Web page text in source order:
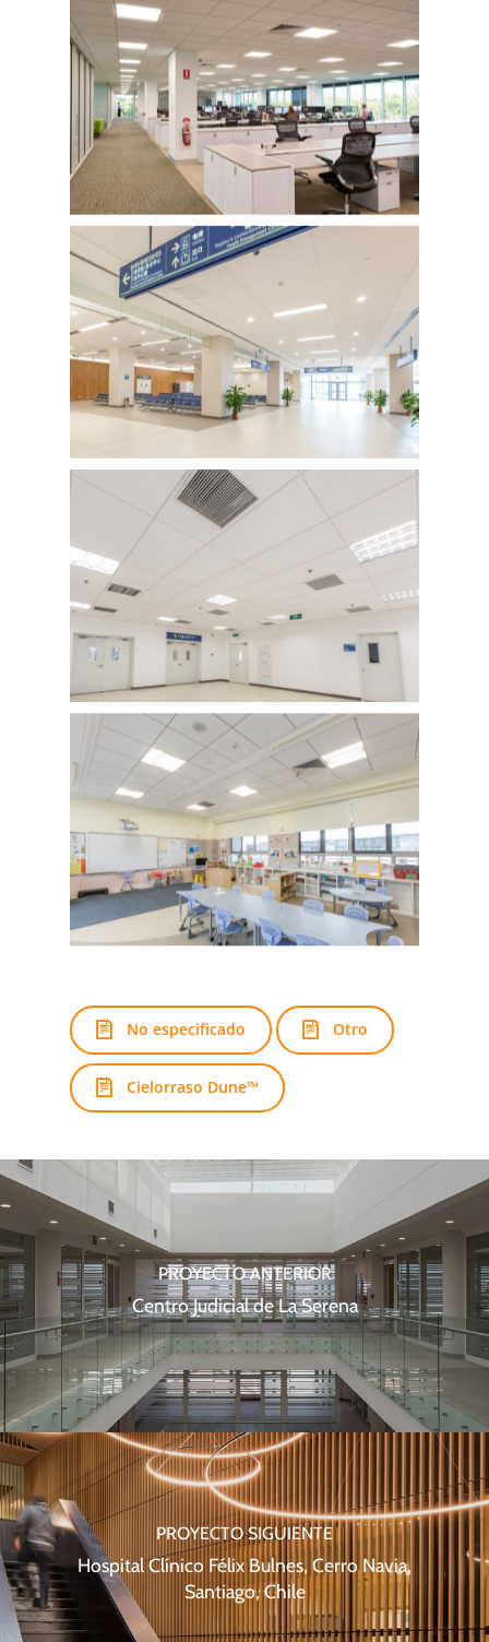
No especificado Otro
Cielorraso Dune™
PROYECTO ANTERIOR
Centro Judicial de La Serena
PROYECTO SIGUIENTE
Hospital Clínico Félix Bulnes, Cerro Navia,
Santiago, Chile